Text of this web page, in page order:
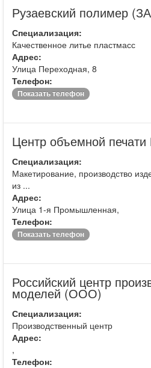
Рузаевский полимер
Специализация:
Качественное литье пластмасс
Адрес:
Улица Переходная, 8
Телефон:
Показать телефон
Центр объемной
Специализация:
Макетирование, производство
из ...
Адрес:
Улица 1-я Промышленная,
Телефон:
Показать телефон
Российский центр
моделей (ООО)
Специализация:
Производственный центр
Адрес:
,
Телефон: